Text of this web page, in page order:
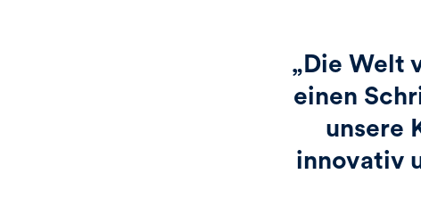
„Die Welt
einen
unsere
innovativ